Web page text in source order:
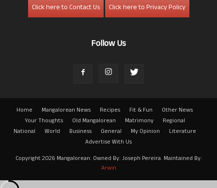
Click here to Contact Us
Click here to Privacy Policy
Follow Us
Home Mangalorean News Recipes Fit & Fun
Other News
Your Thoughts
Old Mangalorean Matrimony
Regional
National
World Business General My Opinion
Literature
Advertise With Us
Copyright 2026 Mangalorean. Owned By: Joseph Pereira. Maintained By:
Arwin